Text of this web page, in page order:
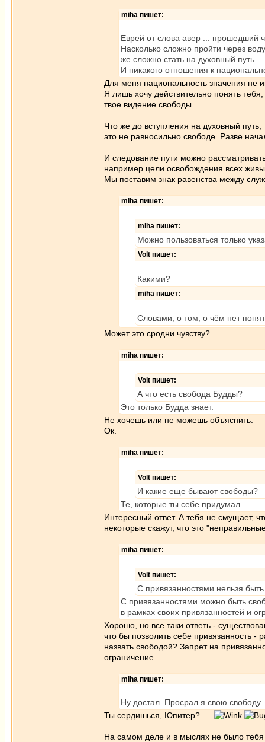
miha пишет:
Еврей от слова авер ... прошедший
Насколько сложно пройти через
же сложно стать на духовный путь.
И никакого отношения к
Для меня национальность значения не
Я лишь хочу действительно понять тебя,
твое видение свободы.
Что же до вступления на духовный путь,
это не равносильно свободе. Разве
И следование пути можно
например цели освобождения всех
Мы поставим знак равенства между
miha пишет:
miha пишет:
Можно пользоваться только
Volt пишет:
Какими?
miha пишет:
Словами, о том, о чём нет
Может это сродни чувству?
miha пишет:
Volt пишет:
А что есть свобода Будды?
Это только Будда знает.
Не хочешь или не можешь объяснить.
Ок.
miha пишет:
Volt пишет:
И какие еще бывают свободы?
Те, которые ты себе придумал.
Интересный ответ. А тебя не смущает,
некоторые скажут, что это
miha пишет:
Volt пишет:
С привязанностями нельзя
С привязанностями можно быть
в рамках своих привязанностей и
Хорошо, но все таки ответь -
что бы позволить себе привязанность -
назвать свободой? Запрет на
ограничение.
miha пишет:
Ну достал. Просрал я свою
Ты сердишься, Юпитер?.....
На самом деле и в мыслях не было тебя